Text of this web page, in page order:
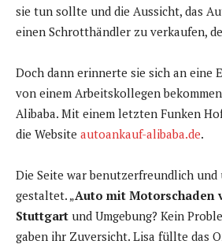
sie tun sollte und die Aussicht, das
einen Schrotthändler zu verkaufen,
Doch dann erinnerte sie sich an eine
von einem Arbeitskollegen
Alibaba. Mit einem letzten Funken
die Website autoankauf-alibaba.de.
Die Seite war benutzerfreundlich
gestaltet. „Auto mit Motorschaden
Stuttgart und Umgebung? Kein
gaben ihr Zuversicht. Lisa füllte das